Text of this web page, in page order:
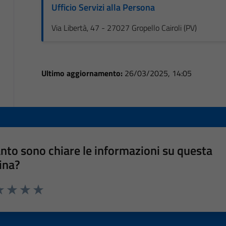
Ufficio Servizi alla Persona
Via Libertà, 47 - 27027 Gropello Cairoli (PV)
Ultimo aggiornamento: 26/03/2025, 14:05
sono chiare le informazioni su questa